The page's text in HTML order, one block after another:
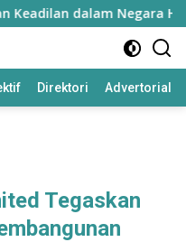
dalam Negara Hukum
Direktori Advertorial
Tegaskan